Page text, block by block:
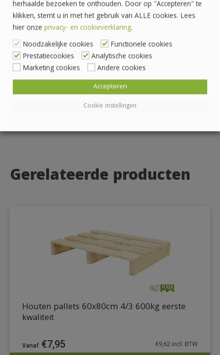
Draaibrugweg 2
1332 AC Almere
Telefoon: 036 760 4262
Rekeningnummer: NL24 INGB 0007070888
KvK-nummer: 62559060
info@palletplaza.nl
Gerelateerde producten
Houten pallets 60x80cm 4/3 600kg eerste
kwaliteit
€7,95 €9,62 incl. BTW
herhaalde bezoeken te onthouden. Door op "Accepteren" te
klikken, stemt u in met het gebruik van ALLE cookies. Lees
hier onze privacy- en cookieverklaring.
Noodzakelijke cookies
Functionele cookies
Prestatiecookies
Analytische cookies
Marketing cookies
Andere cookies
Cookie instellingen
Accepteren